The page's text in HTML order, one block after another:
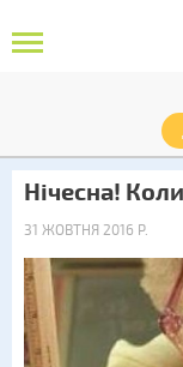
Нічесна!
31 ЖОВТНЯ 2016 Р.